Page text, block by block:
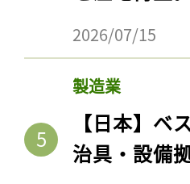
2026/07/15
製造業
【日本】
治具・設備